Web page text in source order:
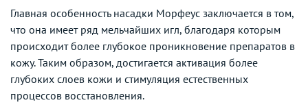
Главная особенность насадки Морфеус заключается в том,
что она имеет ряд мельчайших игл, благодаря которым
происходит более глубокое проникновение препаратов в
кожу. Таким образом, достигается активация более
глубоких слоев кожи и стимуляция естественных
процессов восстановления.